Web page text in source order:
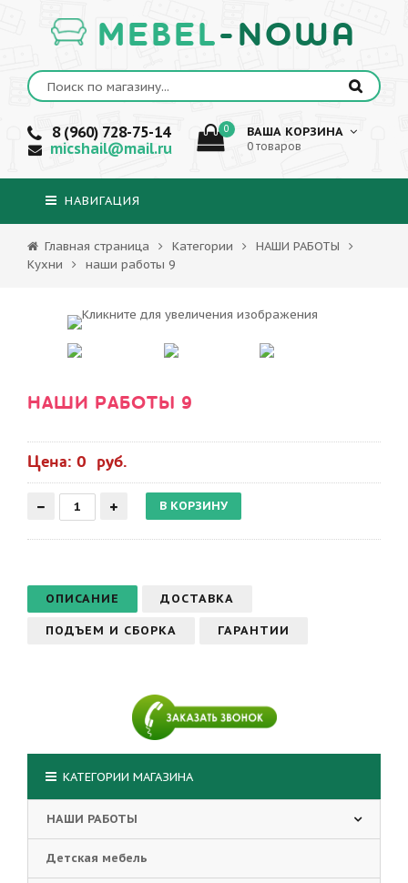
MEBEL-NOWA
8 (960) 728-75-14
micshail@mail.ru
0 ВАША КОРЗИНА
0 товаров
НАВИГАЦИЯ
Главная страница Категории
НАШИ РАБОТЫ
Кухни
наши работы 9
НАШИ РАБОТЫ 9
Цена: 0 руб.
ОПИСАНИЕ ДОСТАВКА
ПОДЪЕМ И СБОРКА ГАРАНТИИ
КАТЕГОРИИ МАГАЗИНА
НАШИ РАБОТЫ
Детская мебель